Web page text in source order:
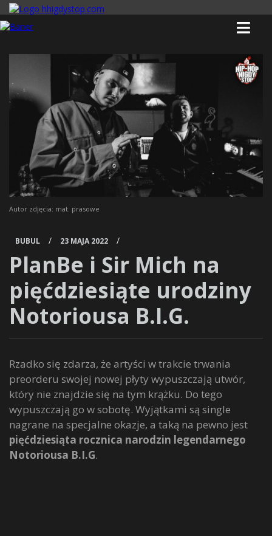
Autor zdjęcia: mat. prasowe
BUBUL / 23 MAJA 2022 /
PlanBe i Sir Mich na
pięćdziesiąte urodziny
Notoriousa B.I.G.
Rzadko się zdarza, że artyści w trakcie trwania
preorderu swojej nowej płyty wypuszczają utwór,
który nie znajdzie się na tym krążku. Do tego
wypuszczają go w sobotę. Wyjątkami są single
nagrane na specjalne okazje, a taką na pewno jest
pięćdziesiąta rocznica narodzin legendarnego
Notoriousa B.I.G.